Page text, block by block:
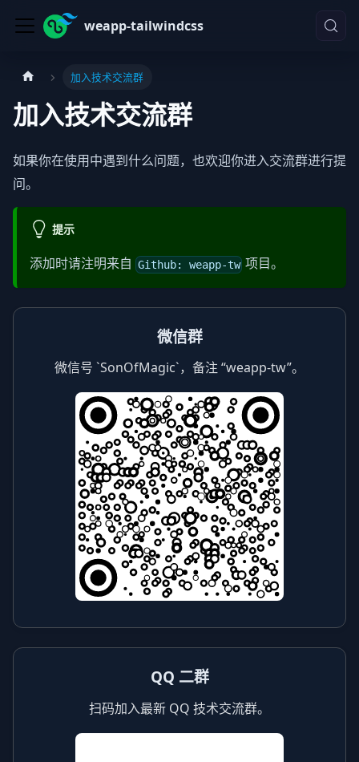
weapp-tailwindcss
加入技术交流群
加入技术交流群
如果你在使用中遇到什么问题，也欢迎你进入交流群进行提
问。
提示
添加时请注明来自 Github: weapp-tw 项目。
微信群
微信号 `SonOfMagic`，备注 “weapp-tw”。
QQ 二群
扫码加入最新 QQ 技术交流群。